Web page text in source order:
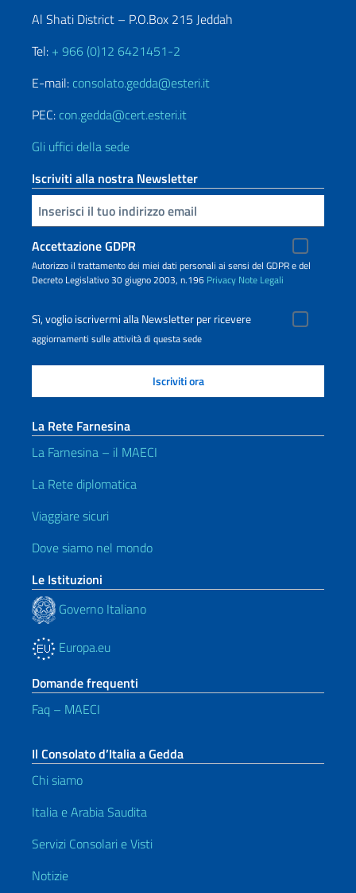
Al Shati District – P.O.Box 215 Jeddah
Tel: + 966 (0)12 6421451-2
E-mail: consolato.gedda@esteri.it
PEC: con.gedda@cert.esteri.it
Gli uffici della sede
Iscriviti alla nostra Newsletter
Inserisci la tua email
Accettazione GDPR
Autorizzo il trattamento dei miei dati personali ai sensi del GDPR e del
Decreto Legislativo 30 giugno 2003, n.196 Privacy Note Legali
Sì, voglio iscrivermi alla Newsletter per ricevere
aggiornamenti sulle attività di questa sede
La Rete Farnesina
La Farnesina – il MAECI
La Rete diplomatica
Viaggiare sicuri
Dove siamo nel mondo
Le Istituzioni
Governo Italiano
Europa.eu
Domande frequenti
Faq – MAECI
Il Consolato d’Italia a Gedda
Chi siamo
Italia e Arabia Saudita
Servizi Consolari e Visti
Notizie